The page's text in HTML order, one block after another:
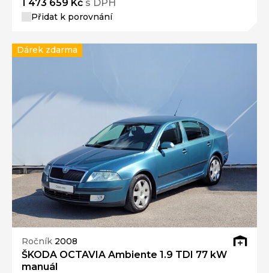
1 473 659 Kč s DPH
Přidat k porovnání
Ročník 2008
ŠKODA OCTAVIA Ambiente 1.9 TDI 77 kW
manuál
Dárek zdarma